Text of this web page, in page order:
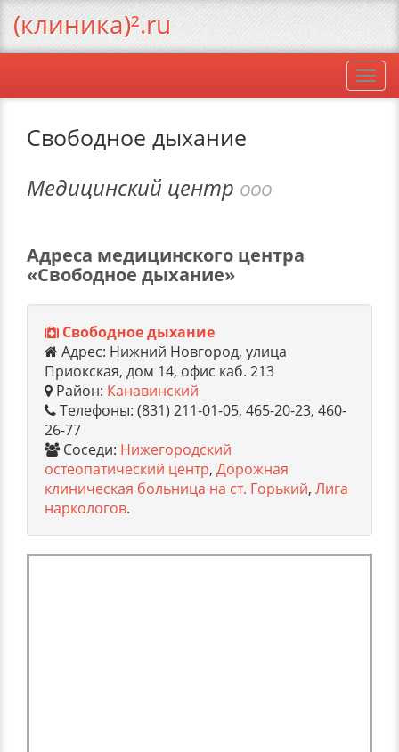
Свободное дыхание
Медицинский центр ООО
Адреса медицинского центра
«Свободное дыхание»
Свободное дыхание
Адрес: Нижний Новгород, улица
Приокская, дом 14, офис каб. 213
Район: Канавинский
Телефоны: (831) 211-01-05, 465-20-23, 460-
26-77
Соседи: Нижегородский
остеопатический центр, Дорожная
клиническая больница на ст. Горький, Лига
наркологов.
(клиника)².ru